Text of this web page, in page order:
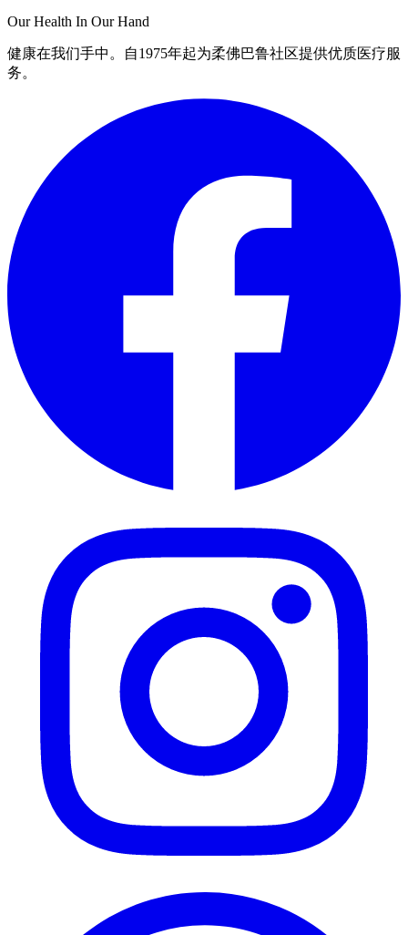
Our Health In Our Hand
健康在我们手中。自1975年起为柔佛巴鲁社区提供优质医疗服
务。